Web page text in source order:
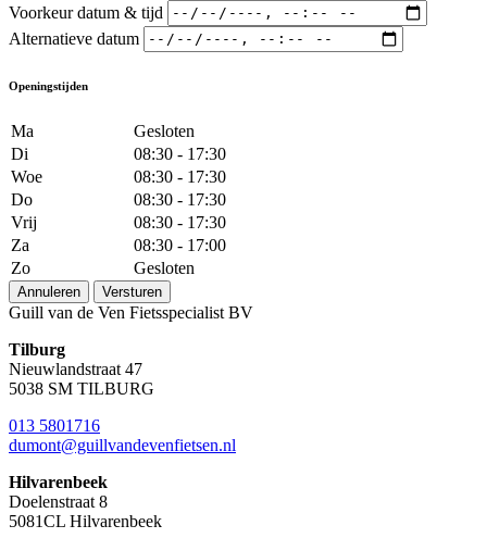
Voorkeur datum & tijd
Alternatieve datum
Openingstijden
Ma
Gesloten
Di
08:30 - 17:30
Woe
08:30 - 17:30
Do
08:30 - 17:30
Vrij
08:30 - 17:30
Za
08:30 - 17:00
Zo
Gesloten
Annuleren Versturen
Guill van de Ven Fietsspecialist BV
Tilburg
Nieuwlandstraat 47
5038 SM TILBURG
013 5801716
dumont@guillvandevenfietsen.nl
Hilvarenbeek
Doelenstraat 8
5081CL Hilvarenbeek